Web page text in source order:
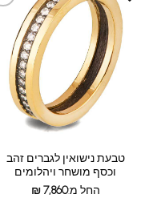
טבעת נישואין לגברים זהב
וכסף מושחר ויהלומים
החל מ:
₪7,860